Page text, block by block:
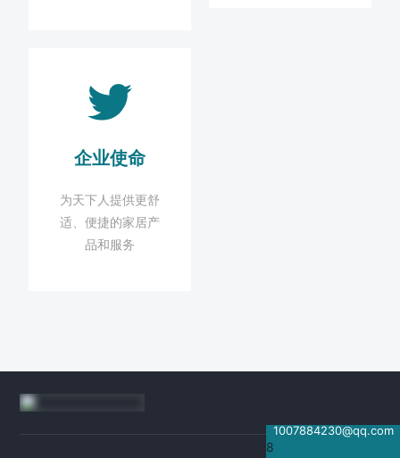
企业使命
为天下人提供更舒
适、便捷的家居产
品和服务
1007884230@qq.com
8